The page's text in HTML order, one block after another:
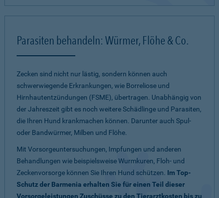
Parasiten behandeln: Würmer, Flöhe & Co.
Zecken sind nicht nur lästig, sondern können auch
schwerwiegende Erkrankungen, wie Borreliose und
Hirnhautentzündungen (FSME), übertragen. Unabhängig von
der Jahreszeit gibt es noch weitere Schädlinge und Parasiten,
die Ihren Hund krankmachen können. Darunter auch Spul-
oder Bandwürmer, Milben und Flöhe.
Mit Vorsorgeuntersuchungen, Impfungen und anderen
Behandlungen wie beispielsweise Wurmkuren, Floh- und
Zeckenvorsorge können Sie Ihren Hund schützen. Im Top-
Schutz der Barmenia erhalten Sie für einen Teil dieser
Vorsorgeleistungen Zuschüsse zu den Tierarztkosten bis zu